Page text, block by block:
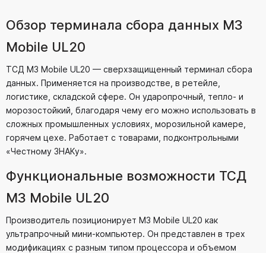
Обзор терминала сбора данных M3
Mobile UL20
ТСД M3 Mobile UL20 — сверхзащищенный терминал сбора
данных. Применяется на производстве, в ретейле,
логистике, складской сфере. Он ударопрочный, тепло- и
морозостойкий, благодаря чему его можно использовать в
сложных промышленных условиях, морозильной камере,
горячем цехе. Работает с товарами, подконтрольными
«Честному ЗНАКу».
Функциональные возможности ТСД
M3 Mobile UL20
Производитель позиционирует M3 Mobile UL20 как
ультрапрочный мини-компьютер. Он представлен в трех
модификациях с разным типом процессора и объемом